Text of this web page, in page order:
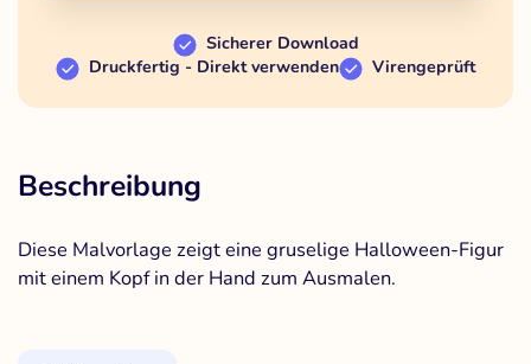
Sicherer Download
Druckfertig - Direkt verwenden
Virengeprüft
Beschreibung
Diese Malvorlage zeigt eine gruselige Halloween-Figur
mit einem Kopf in der Hand zum Ausmalen.